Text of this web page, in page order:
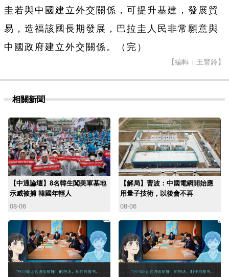
圭若與中國建立外交關係，可提升基建，發展貿
易，造福該國長期發展，巴拉圭人民非常願意與
中國政府建立外交關係。（完）
【編輯：王豐鈴】
相關新聞
【中通論壇】8名韓生闖美軍基地
示威被捕 韓國年輕人
08-06
【解局】曹波：中國電網開始應
用量子技術，以後會不再
08-06